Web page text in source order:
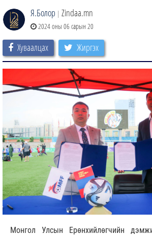
Я.Болор | Zindaa.mn
2024 оны 06 сарын 20
Хуваалцах Жиргэх
Монгол Улсын Ерөнхийлөгчийн